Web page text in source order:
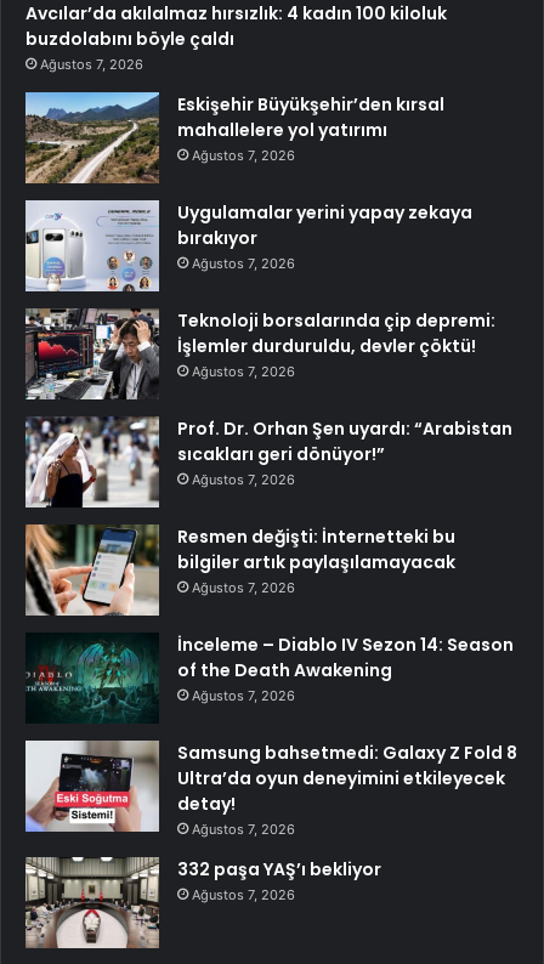
Avcılar’da akılalmaz hırsızlık: 4 kadın 100 kiloluk
buzdolabını böyle çaldı
Ağustos 7, 2026
Eskişehir Büyükşehir’den kırsal
mahallelere yol yatırımı
Ağustos 7, 2026
Uygulamalar yerini yapay zekaya
bırakıyor
Ağustos 7, 2026
Teknoloji borsalarında çip depremi:
İşlemler durduruldu, devler çöktü!
Ağustos 7, 2026
Prof. Dr. Orhan Şen uyardı: “Arabistan
sıcakları geri dönüyor!”
Ağustos 7, 2026
Resmen değişti: İnternetteki bu
bilgiler artık paylaşılamayacak
Ağustos 7, 2026
İnceleme – Diablo IV Sezon 14: Season
of the Death Awakening
Ağustos 7, 2026
Samsung bahsetmedi: Galaxy Z Fold 8
Ultra’da oyun deneyimini etkileyecek
detay!
Ağustos 7, 2026
332 paşa YAŞ’ı bekliyor
Ağustos 7, 2026